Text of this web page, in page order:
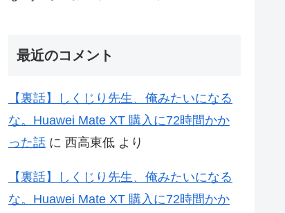
最近のコメント
【裏話】しくじり先生、俺みたいになる
な。Huawei Mate XT 購入に72時間かか
った話 に 西高東低 より
【裏話】しくじり先生、俺みたいになる
な。Huawei Mate XT 購入に72時間かか